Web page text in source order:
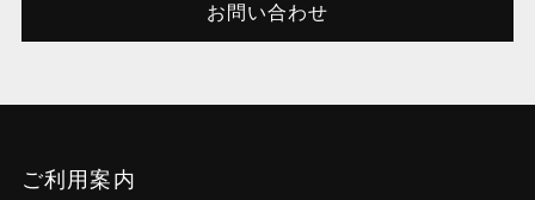
お問い合わせ
ご利用案内